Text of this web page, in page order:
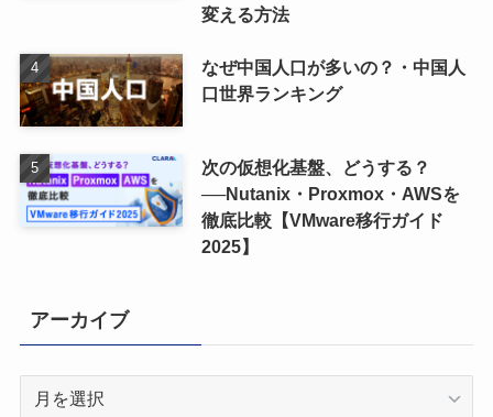
変える方法
なぜ中国人口が多いの？・中国人
口世界ランキング
次の仮想化基盤、どうする？
──Nutanix・Proxmox・AWSを
徹底比較【VMware移行ガイド
2025】
アーカイブ